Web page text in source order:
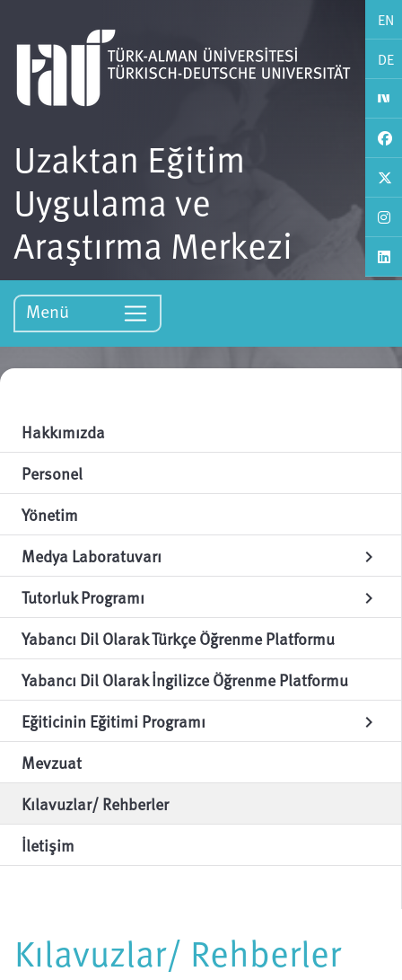
EN
DE
Uzaktan Eğitim
Uygulama ve
Araştırma Merkezi
Menü
Hakkımızda
Personel
Yönetim
Medya Laboratuvarı
chevron_right
Tutorluk Programı chevron_right
Yabancı Dil Olarak Türkçe Öğrenme Platformu
Yabancı Dil Olarak İngilizce Öğrenme Platformu
Eğiticinin Eğitimi Programı
chevron_right
Mevzuat
Kılavuzlar/ Rehberler
İletişim
Kılavuzlar/ Rehberler